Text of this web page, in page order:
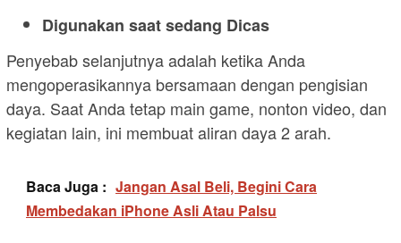
Digunakan saat sedang Dicas
Penyebab selanjutnya adalah ketika Anda
mengoperasikannya bersamaan dengan pengisian
daya. Saat Anda tetap main game, nonton video, dan
kegiatan lain, ini membuat aliran daya 2 arah.
Baca Juga : Jangan Asal Beli, Begini Cara
Membedakan iPhone Asli Atau Palsu